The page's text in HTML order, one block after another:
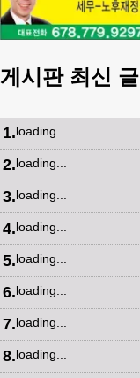
게시판 최신 글
1.loading...
2.loading...
3.loading...
4.loading...
5.loading...
6.loading...
7.loading...
8.loading...